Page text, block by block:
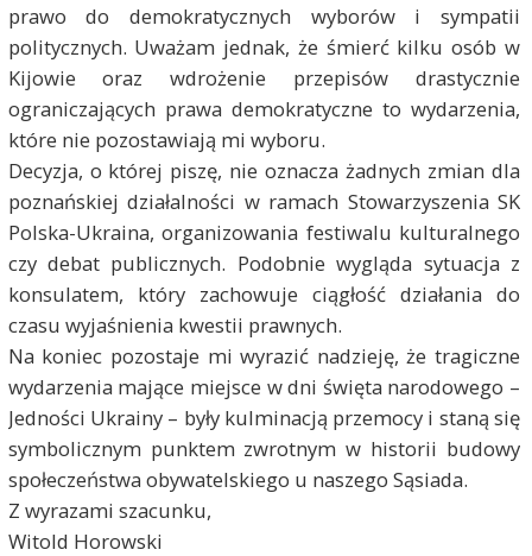
prawo do demokratycznych wyborów i sympatii
politycznych. Uważam jednak, że śmierć kilku osób w
Kijowie oraz wdrożenie przepisów drastycznie
ograniczających prawa demokratyczne to wydarzenia,
które nie pozostawiają mi wyboru.
Decyzja, o której piszę, nie oznacza żadnych zmian dla
poznańskiej działalności w ramach Stowarzyszenia SK
Polska-Ukraina, organizowania festiwalu kulturalnego
czy debat publicznych. Podobnie wygląda sytuacja z
konsulatem, który zachowuje ciągłość działania do
czasu wyjaśnienia kwestii prawnych.
Na koniec pozostaje mi wyrazić nadzieję, że tragiczne
wydarzenia mające miejsce w dni święta narodowego –
Jedności Ukrainy – były kulminacją przemocy i staną się
symbolicznym punktem zwrotnym w historii budowy
społeczeństwa obywatelskiego u naszego Sąsiada.
Z wyrazami szacunku,
Witold Horowski